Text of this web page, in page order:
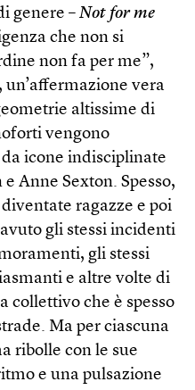
genere – Not for me
che non si
non fa per me”,
vera
altissime di
vengono
icone indisciplinate
Anne Sexton. Spesso,
ragazze e poi
gli stessi incidenti
gli stessi
e altre volte di
collettivo che è spesso
Ma per ciascuna
ribolle con le sue
e una pulsazione